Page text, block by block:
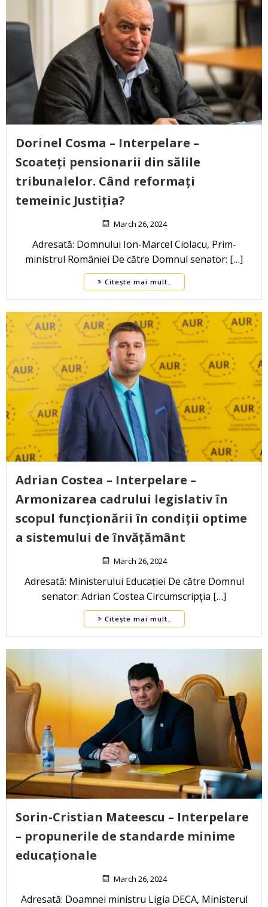
Dorinel Cosma – Interpelare –
Scoateți pensionarii din sălile
tribunalelor. Când reformați
temeinic Justiția?
March 26, 2024
Adresată: Domnului Ion-Marcel Ciolacu, Prim-
ministrul României De către Domnul senator: […]
Citește mai mult..
Adrian Costea – Interpelare –
Armonizarea cadrului legislativ în
scopul funcționării în condiții optime
a sistemului de învățământ
March 26, 2024
Adresată: Ministerului Educației De către Domnul
senator: Adrian Costea Circumscripţia […]
Citește mai mult..
Sorin-Cristian Mateescu – Interpelare
– propunerile de standarde minime
educaționale
March 26, 2024
Adresată: Doamnei ministru Ligia DECA, Ministerul